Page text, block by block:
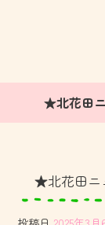
★北花田
★北花田ニ